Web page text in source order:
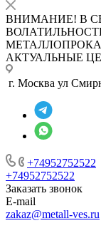
ВНИМАНИЕ! В
АКТУАЛЬНЫЕ
г. Москва ул
+74952752522
+74952752522
Заказать звонок
E-mail
zakaz@metall-ves.ru